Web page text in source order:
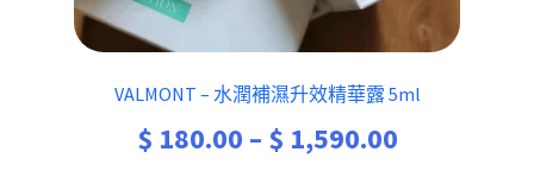
VALMONT – 水潤補濕升效精華露 5ml
$ 180.00 – $ 1,590.00Price